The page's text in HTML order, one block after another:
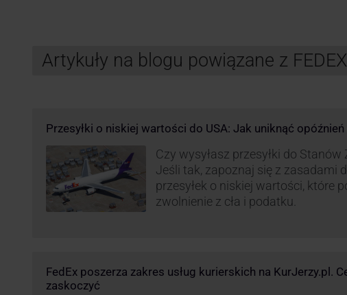
Artykuły na blogu powiązane z FEDEX
Przesyłki o niskiej wartości do USA: Jak uniknąć opóźnień
Czy wysyłasz przesyłki do Stanów
Jeśli tak, zapoznaj się z zasadami
przesyłek o niskiej wartości, które
zwolnienie z cła i podatku.
FedEx poszerza zakres usług kurierskich na KurJerzy.pl.
zaskoczyć